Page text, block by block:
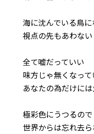
海に沈んでいる鳥
視点の先もあわない
全て嘘だっていい
味方じゃ無くなっ
あなたの為だけに
極彩色にうつるので
世界からは忘れ去